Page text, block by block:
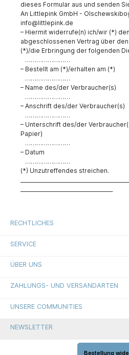
dieses Formular aus und senden
An Littlepink GmbH -
info@littlepink.de
– Hiermit widerrufe(n) ich/wir (*)
abgeschlossenen Vertrag über
(*)/die Erbringung der folgenden
……………………
– Bestellt am (*)/erhalten am (*)
……………………
– Name des/der Verbraucher(s)
……………………
– Anschrift des/der Verbraucher(s)
……………………
– Unterschrift des/der
Papier)
……………………
– Datum
……………………
(*) Unzutreffendes streichen.
RECHTLICHES
SERVICE
ÜBER UNS
ZAHLUNGS- UND VERSANDARTEN
UNSERE COMMUNITIES
NEWSLETTER
Bestellung